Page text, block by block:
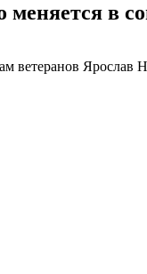
в
Ярослав